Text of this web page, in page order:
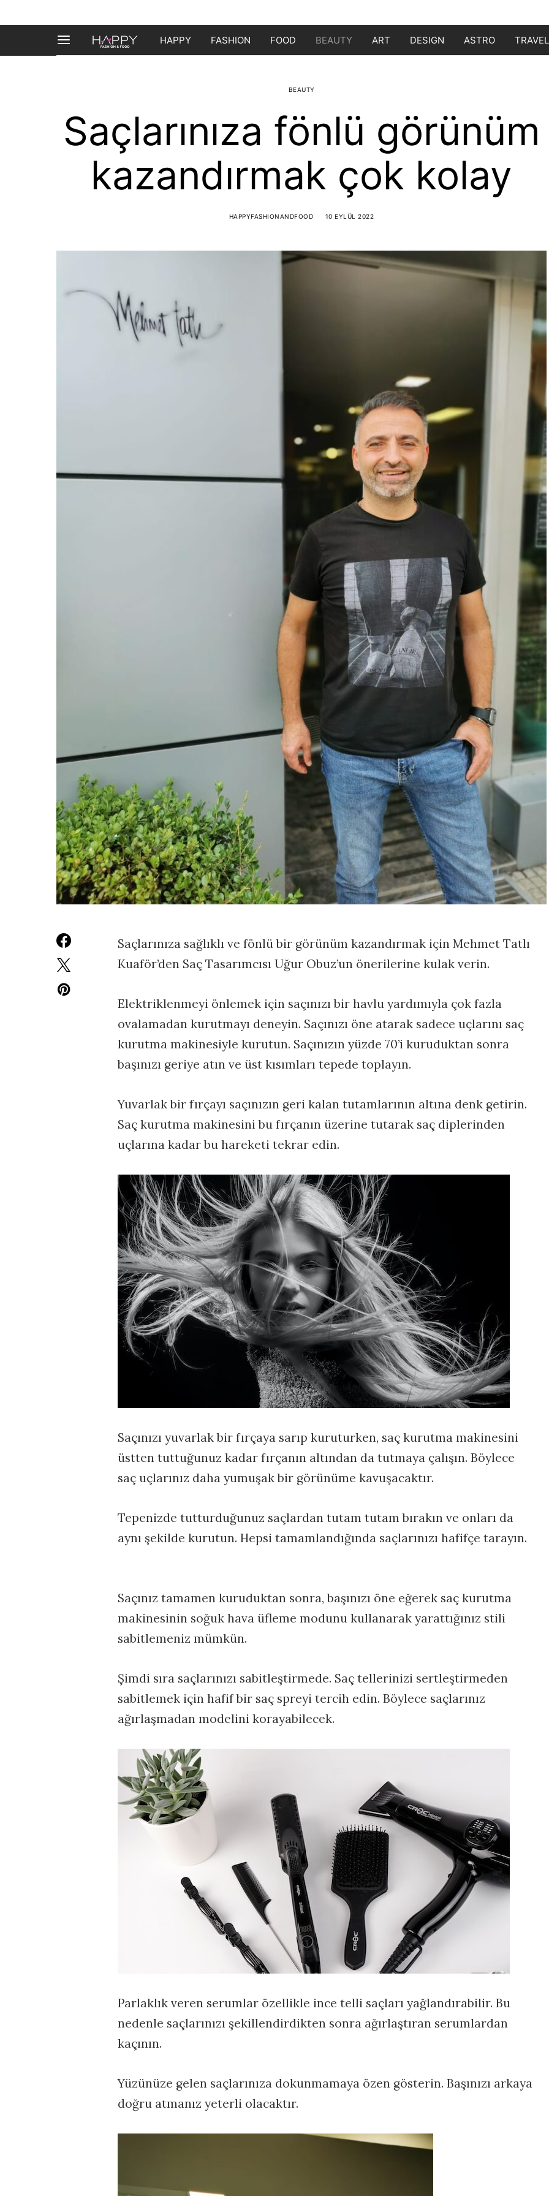
HAPPY FASHION FOOD BEAUTY ART DESIGN ASTRO TRAVEL
BEAUTY
Saçlarınıza fönlü görünüm
kazandırmak çok kolay
HAPPYFASHIONANDFOOD 10 EYLÜL 2022
Saçlarınıza sağlıklı ve fönlü bir görünüm kazandırmak için Mehmet Tatlı
Kuaför’den Saç Tasarımcısı Uğur Obuz’un önerilerine kulak verin.
Elektriklenmeyi önlemek için saçınızı bir havlu yardımıyla çok fazla
ovalamadan kurutmayı deneyin. Saçınızı öne atarak sadece uçlarını saç
kurutma makinesiyle kurutun. Saçınızın yüzde 70’i kuruduktan sonra
başınızı geriye atın ve üst kısımları tepede toplayın.
Yuvarlak bir fırçayı saçınızın geri kalan tutamlarının altına denk getirin.
Saç kurutma makinesini bu fırçanın üzerine tutarak saç diplerinden
uçlarına kadar bu hareketi tekrar edin.
Saçınızı yuvarlak bir fırçaya sarıp kuruturken, saç kurutma makinesini
üstten tuttuğunuz kadar fırçanın altından da tutmaya çalışın. Böylece
saç uçlarınız daha yumuşak bir görünüme kavuşacaktır.
Tepenizde tutturduğunuz saçlardan tutam tutam bırakın ve onları da
aynı şekilde kurutun. Hepsi tamamlandığında saçlarınızı hafifçe tarayın.
Saçınız tamamen kuruduktan sonra, başınızı öne eğerek saç kurutma
makinesinin soğuk hava üfleme modunu kullanarak yarattığınız stili
sabitlemeniz mümkün.
Şimdi sıra saçlarınızı sabitleştirmede. Saç tellerinizi sertleştirmeden
sabitlemek için hafif bir saç spreyi tercih edin. Böylece saçlarınız
ağırlaşmadan modelini korayabilecek.
Parlaklık veren serumlar özellikle ince telli saçları yağlandırabilir. Bu
nedenle saçlarınızı şekillendirdikten sonra ağırlaştıran serumlardan
kaçının.
Yüzünüze gelen saçlarınıza dokunmamaya özen gösterin. Başınızı arkaya
doğru atmanız yeterli olacaktır.